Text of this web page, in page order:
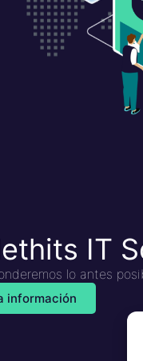
IT
lo antes
información